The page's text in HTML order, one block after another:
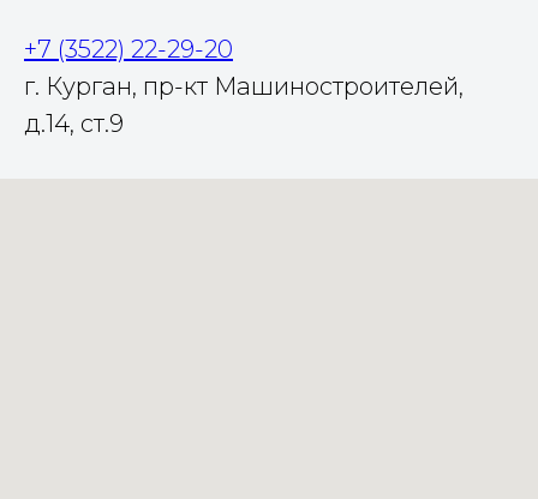
+7 (3522) 22-29-20
г. Курган, пр-кт Машиностроителей,
д.14, ст.9